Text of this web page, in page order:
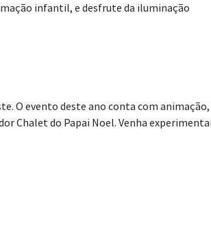
infantil, e desfrute da iluminação
O evento deste ano conta com animação,
Chalet do Papai Noel. Venha